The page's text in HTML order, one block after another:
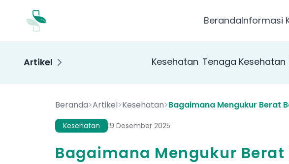
BerandaInformasi
Artikel Kesehatan Tenaga Kesehatan
Beranda>Artikel>Kesehatan>Bagaimana Mengukur Berat
Kesehatan 19 Desember 2025
Bagaimana Mengukur Berat